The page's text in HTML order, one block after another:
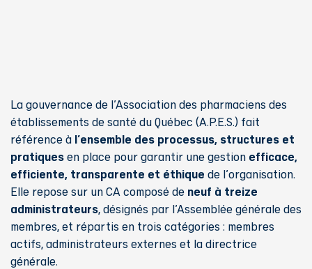
La gouvernance de l'Association des pharmaciens des
établissements de santé du Québec (A.P.E.S.) fait
référence à l'ensemble des processus, structures et
pratiquesen place pour garantir une gestion efficace,
efficiente, transparente et éthique de l'organisation.
Elle repose sur un CA composé de neuf à treize
administrateurs, désignés par l'Assemblée générale des
membres, et répartis en trois catégories : membres
actifs, administrateurs externes et la directrice
générale.